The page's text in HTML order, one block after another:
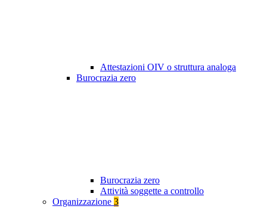
Attestazioni OIV o struttura analoga
Burocrazia zero
Burocrazia zero
Attività soggette a controllo
Organizzazione 3